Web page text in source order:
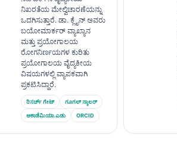
ನಿಖರತೆಯ ಮೇಲ್ವಿಚಾರಣೆಯನ್ನು
ಒದಗಿಸುತ್ತಾರೆ. ಡಾ. ಕ್ಲೈನ್ ಅವರು
ಬಯೋಮಾರ್ಕರ್ ವ್ಯಾಖ್ಯಾನ
ಮತ್ತು ಪ್ರಯೋಗಾಲಯ
ರೋಗನಿರ್ಣಯಗಳ ಕುರಿತು
ಪ್ರಯೋಗಾಲಯ ವೈದ್ಯಕೀಯ
ವಿಷಯಗಳಲ್ಲಿ ವ್ಯಾಪಕವಾಗಿ
ಪ್ರಕಟಿಸಿದ್ದಾರೆ.
ರಿಸರ್ಚ್ ಗೇಟ್ ಗೂಗಲ್ ಸ್ಕಾಲರ್
ಅಕಾಡೆಮಿಯಾ.ಎಡು ORCID